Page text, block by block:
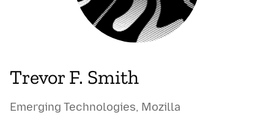
Trevor F. Smith
Emerging Technologies, Mozilla